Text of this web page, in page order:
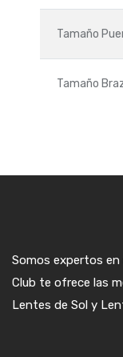
Tamaño
Tamaño
Somos expertos en
Club te ofrece las
Lentes de Sol y